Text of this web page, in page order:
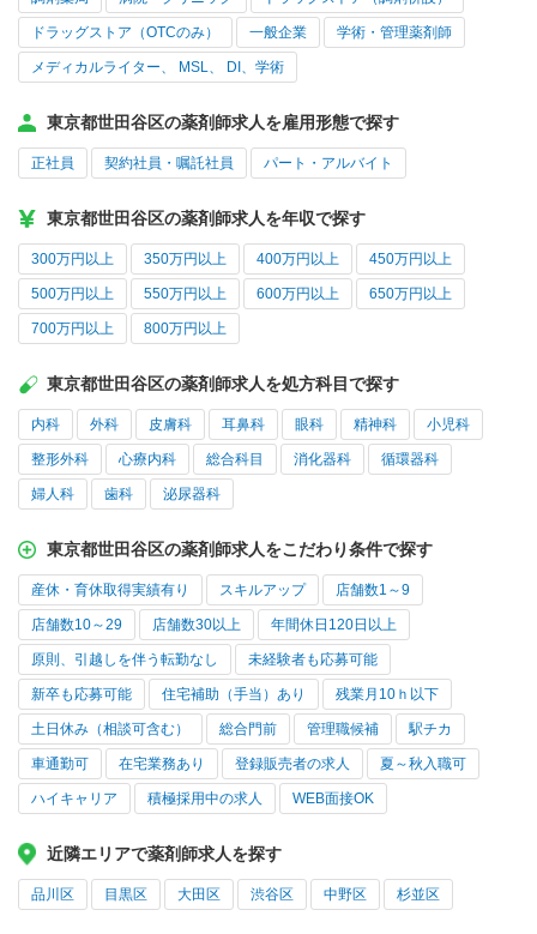
ドラッグストア（OTCのみ） 一般企業 学術・管理薬剤師
メディカルライター、 MSL、 DI、学術
東京都世田谷区の薬剤師求人を雇用形態で探す
正社員 契約社員・嘱託社員 パート・アルバイト
東京都世田谷区の薬剤師求人を年収で探す
300万円以上 350万円以上 400万円以上 450万円以上
500万円以上 550万円以上 600万円以上 650万円以上
700万円以上 800万円以上
東京都世田谷区の薬剤師求人を処方科目で探す
内科 外科 皮膚科 耳鼻科 眼科 精神科 小児科
整形外科 心療内科 総合科目 消化器科 循環器科
婦人科 歯科 泌尿器科
東京都世田谷区の薬剤師求人をこだわり条件で探す
産休・育休取得実績有り スキルアップ 店舗数1～9
店舗数10～29 店舗数30以上 年間休日120日以上
原則、引越しを伴う転勤なし 未経験者も応募可能
新卒も応募可能 住宅補助（手当）あり 残業月10ｈ以下
土日休み（相談可含む） 総合門前 管理職候補 駅チカ
車通勤可 在宅業務あり 登録販売者の求人 夏～秋入職可
ハイキャリア 積極採用中の求人 WEB面接OK
近隣エリアで薬剤師求人を探す
品川区 目黒区 大田区 渋谷区 中野区 杉並区